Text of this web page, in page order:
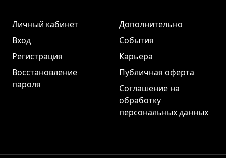
Личный кабинет
Вход
Регистрация
Восстановление
пароля
Дополнительно
События
Карьера
Публичная оферта
Соглашение на
обработку
персональных данных